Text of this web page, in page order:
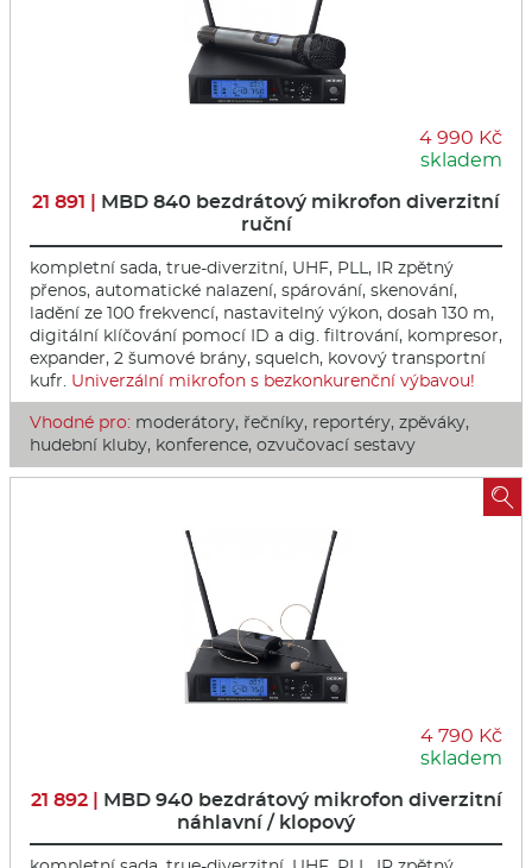
4 990 Kč
skladem
21 891 | MBD 840 bezdrátový mikrofon diverzitní
ruční
kompletní sada, true-diverzitní, UHF, PLL, IR zpětný
přenos, automatické nalazení, spárování, skenování,
ladění ze 100 frekvencí, nastavitelný výkon, dosah 130 m,
digitální klíčování pomocí ID a dig. filtrování, kompresor,
expander, 2 šumové brány, squelch, kovový transportní
kufr. Univerzální mikrofon s bezkonkurenční výbavou!
Vhodné pro: moderátory, řečníky, reportéry, zpěváky,
hudební kluby, konference, ozvučovací sestavy
4 790 Kč
skladem
21 892 | MBD 940 bezdrátový mikrofon diverzitní
náhlavní / klopový
